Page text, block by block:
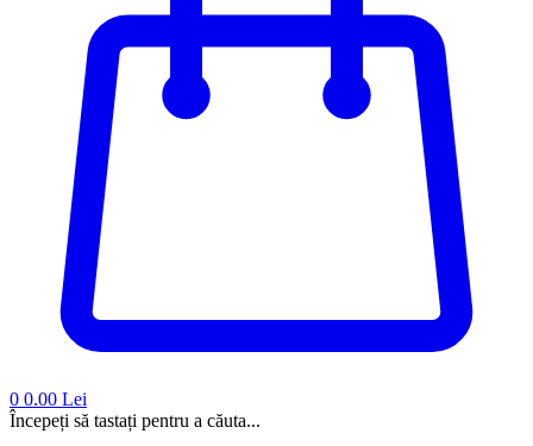
0 0.00 Lei
Începeți să tastați pentru a căuta...